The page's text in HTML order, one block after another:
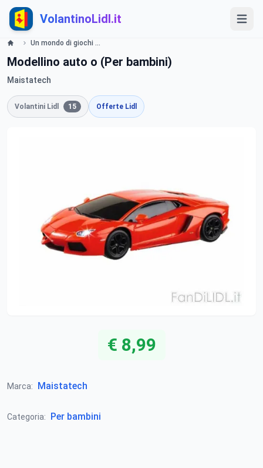
VolantinoLidl.it
Un mondo di giochi dal 11.05 2015 Lidl Lidl
Modellino auto o (Per bambini)
Maistatech
Volantini Lidl 15 Offerte Lidl
€ 8,99
Marca: Maistatech
Categoria: Per bambini